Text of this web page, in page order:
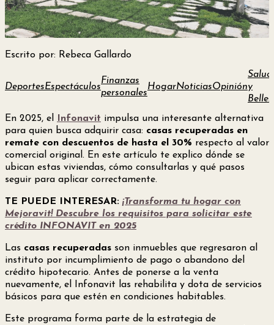
Escrito por: Rebeca Gallardo
DeportesEspectáculos
Finanzas
personales
HogarNoticiasOpinión
Salud
y
En 2025, el
Infonavit impulsa una interesante alternativa
para quien busca adquirir casa: casas recuperadas en
remate con descuentos de hasta el 30% respecto al valor
comercial original. En este artículo te explico dónde se
ubican estas viviendas, cómo consultarlas y qué pasos
seguir para aplicar correctamente.
TE PUEDE INTERESAR: ¡Transforma tu hogar con
Mejoravit! Descubre los requisitos para solicitar este
crédito INFONAVIT en 2025
Las casas recuperadas son inmuebles que regresaron al
instituto por incumplimiento de pago o abandono del
crédito hipotecario. Antes de ponerse a la venta
nuevamente, el Infonavit las rehabilita y dota de servicios
básicos para que estén en condiciones habitables.
Este programa forma parte de la estrategia de